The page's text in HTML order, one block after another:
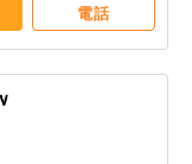
電話